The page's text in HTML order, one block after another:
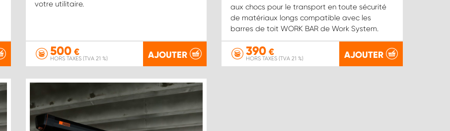
votre utilitaire.
500€
HORS TAXES (TVA 21 %) AJOUTER
aux chocs pour le transport en toute sécurité
de matériaux longs compatible avec les
barres de toit WORK BAR de Work System.
390 €
HORS TAXES (TVA 21 %) AJOUTER